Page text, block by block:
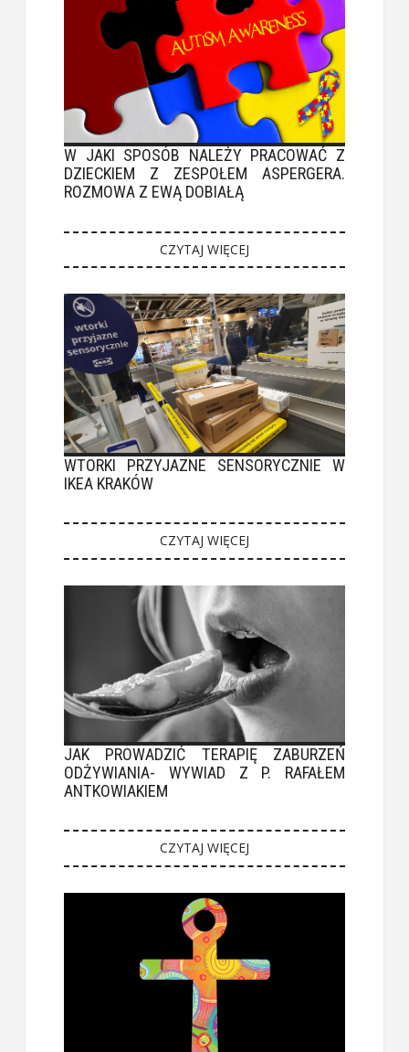
W JAKI SPOSÓB NALEŻY PRACOWAĆ Z
DZIECKIEM Z ZESPOŁEM ASPERGERA.
ROZMOWA Z EWĄ DOBIAŁĄ
CZYTAJ WIĘCEJ
WTORKI PRZYJAZNE SENSORYCZNIE W
IKEA KRAKÓW
CZYTAJ WIĘCEJ
JAK PROWADZIĆ TERAPIĘ ZABURZEŃ
ODŻYWIANIA- WYWIAD Z P. RAFAŁEM
ANTKOWIAKIEM
CZYTAJ WIĘCEJ